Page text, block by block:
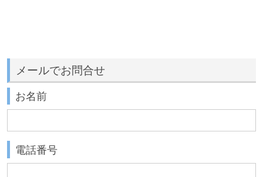
メールでお問合せ
お名前
電話番号